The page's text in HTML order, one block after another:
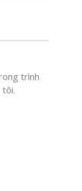
trình
tôi.